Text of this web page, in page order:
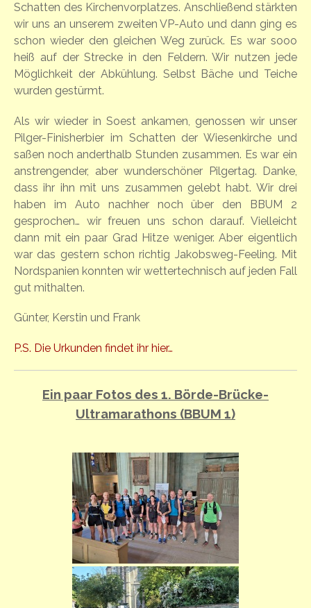
Schatten des Kirchenvorplatzes. Anschließend stärkten
wir uns an unserem zweiten VP-Auto und dann ging es
schon wieder den gleichen Weg zurück. Es war sooo
heiß auf der Strecke in den Feldern. Wir nutzen jede
Möglichkeit der Abkühlung. Selbst Bäche und Teiche
wurden gestürmt.
Als wir wieder in Soest ankamen, genossen wir unser
Pilger-Finisherbier im Schatten der Wiesenkirche und
saßen noch anderthalb Stunden zusammen. Es war ein
anstrengender, aber wunderschöner Pilgertag. Danke,
dass ihr ihn mit uns zusammen gelebt habt. Wir drei
haben im Auto nachher noch über den BBUM 2
gesprochen… wir freuen uns schon darauf. Vielleicht
dann mit ein paar Grad Hitze weniger. Aber eigentlich
war das gestern schon richtig Jakobsweg-Feeling. Mit
Nordspanien konnten wir wettertechnisch auf jeden Fall
gut mithalten.
Günter, Kerstin und Frank
P.S. Die Urkunden findet ihr hier…
Ein paar Fotos des 1. Börde-Brücke-
Ultramarathons (BBUM 1)